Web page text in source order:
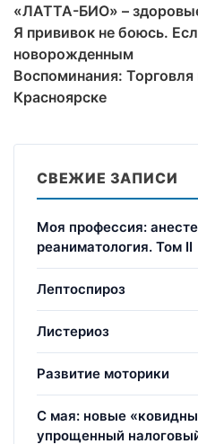
«ЛАТТА-БИО» –
Я прививок не боюсь.
новорожденным
Воспоминания:
Красноярске
СВЕЖИЕ ЗАПИСИ
Моя профессия:
реаниматология. Том II
Лептоспироз
Листериоз
Развитие моторики
С мая: новые
упрощенный